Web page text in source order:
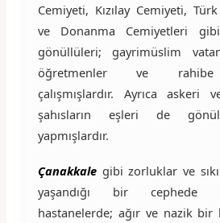
Cemiyeti, Kızılay Cemiyeti,
ve Donanma Cemiyetleri
gönüllüleri; gayrimüslim
öğretmenler ve
çalışmışlardır. Ayrıca
şahısların eşleri de
yapmışlardır.
Çanakkale gibi zorluklar ve
yaşandığı bir cephede
hastanelerde; ağır ve nazik